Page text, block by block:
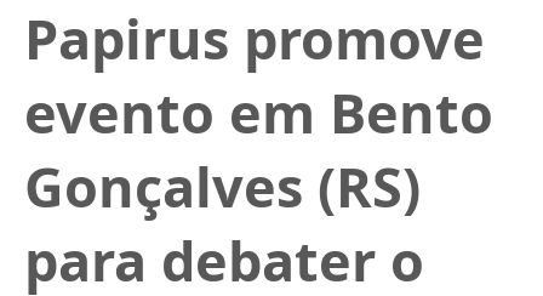
Papirus promove
evento em Bento
Gonçalves (RS)
para debater o